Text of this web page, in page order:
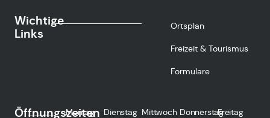
Wichtige
Links
Ortsplan
Freizeit & Tourismus
Formulare
Öffnungszeiten
Montag
Dienstag Mittwoch DonnerstagFreitag